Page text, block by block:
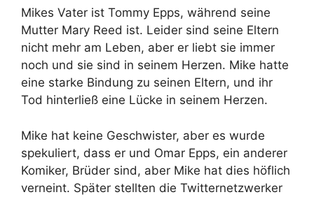
Mikes Vater ist Tommy Epps, während seine
Mutter Mary Reed ist. Leider sind seine Eltern
nicht mehr am Leben, aber er liebt sie immer
noch und sie sind in seinem Herzen. Mike hatte
eine starke Bindung zu seinen Eltern, und ihr
Tod hinterließ eine Lücke in seinem Herzen.
Mike hat keine Geschwister, aber es wurde
spekuliert, dass er und Omar Epps, ein anderer
Komiker, Brüder sind, aber Mike hat dies höflich
verneint. Später stellten die Twitternetzwerker